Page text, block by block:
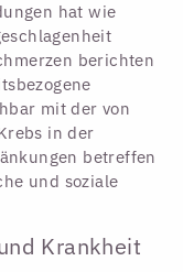
hat wie
berichten
mit der von
in der
betreffen
und soziale
Krankheit